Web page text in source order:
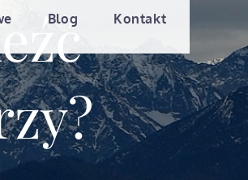
Blog Kontakt